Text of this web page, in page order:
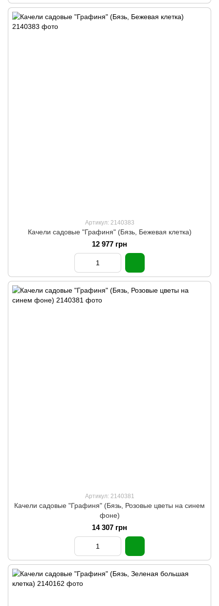
Артикул: 2140383
Качели садовые "Графиня" (Бязь, Бежевая клетка)
12 977 грн
Артикул: 2140381
Качели садовые "Графиня" (Бязь, Розовые цветы на синем
фоне)
14 307 грн